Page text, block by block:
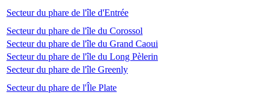
Secteur du phare de l'île d'Entrée
Secteur du phare de l'île du Corossol
Secteur du phare de l'île du Grand Caoui
Secteur du phare de l'île du Long Pèlerin
Secteur du phare de l'île Greenly
Secteur du phare de l'Île Plate